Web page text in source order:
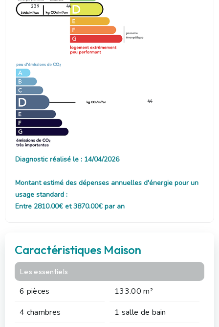
239 44
44
Diagnostic réalisé le : 14/04/2026
Montant estimé des dépenses annuelles d'énergie pour un
usage standard :
Entre 2810.00€ et 3870.00€ par an
Caractéristiques Maison
Les essentiels
6 pièces
133.00 m²
4 chambres
1 salle de bain